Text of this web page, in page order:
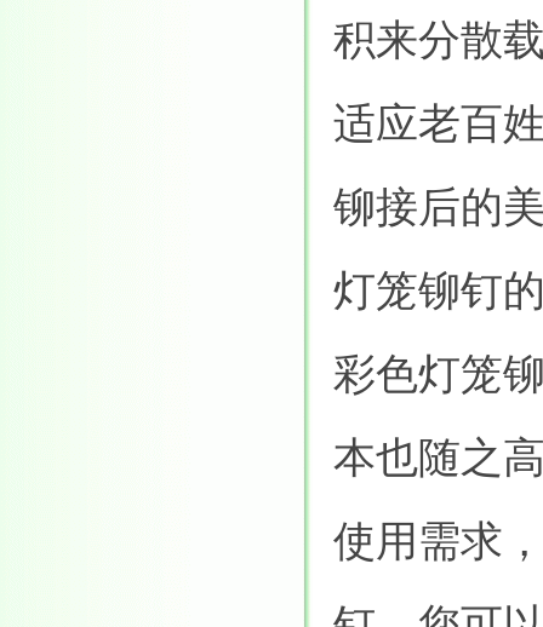
积来分散
适应老百
铆接后的
灯笼铆钉
彩色灯笼
本也随之
使用需求